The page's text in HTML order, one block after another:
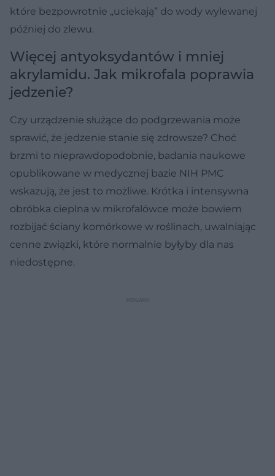
które bezpowrotnie „uciekają” do wody wylewanej
później do zlewu.
Więcej antyoksydantów i mniej
akrylamidu. Jak mikrofala poprawia
jedzenie?
Czy urządzenie służące do podgrzewania może
sprawić, że jedzenie stanie się zdrowsze? Choć
brzmi to nieprawdopodobnie, badania naukowe
opublikowane w medycznej bazie NIH PMC
wskazują, że jest to możliwe. Krótka i intensywna
obróbka cieplna w mikrofalówce może bowiem
rozbijać ściany komórkowe w roślinach, uwalniając
cenne związki, które normalnie byłyby dla nas
niedostępne.